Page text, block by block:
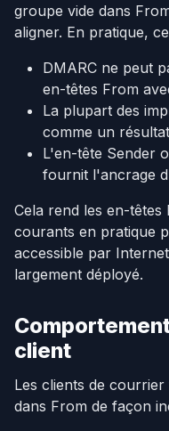
groupe vide dans
aligner. En pratique,
DMARC ne peut
en-têtes From
La plupart des
comme un
L'en-tête Sender
fournit l'ancrage
Cela rend les en-
courants en pratique
accessible par
largement déployé.
client
Les clients de
dans From de façon